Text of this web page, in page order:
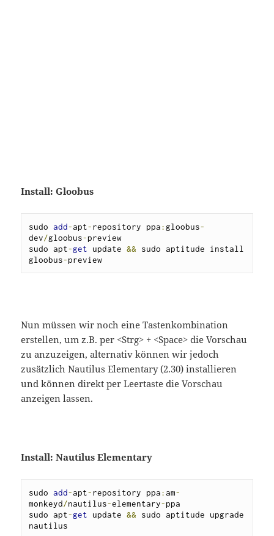
Install: Gloobus
sudo add-apt-repository ppa: gloobus-
dev/gloobus-preview
sudo apt-get update && sudo aptitude install
gloobus-preview
Nun müssen wir noch eine Tastenkombination
erstellen, um z.B. per <Strg> + <Space> die Vorschau
zu anzuzeigen, alternativ können wir jedoch
zusätzlich Nautilus Elementary (2.30) installieren
und können direkt per Leertaste die Vorschau
anzeigen lassen.
Install: Nautilus Elementary
sudo add-apt-repository ppa:am-
monkeyd/nautilus-elementary-ppa
sudo apt-get update && sudo aptitude upgrade
nautilus